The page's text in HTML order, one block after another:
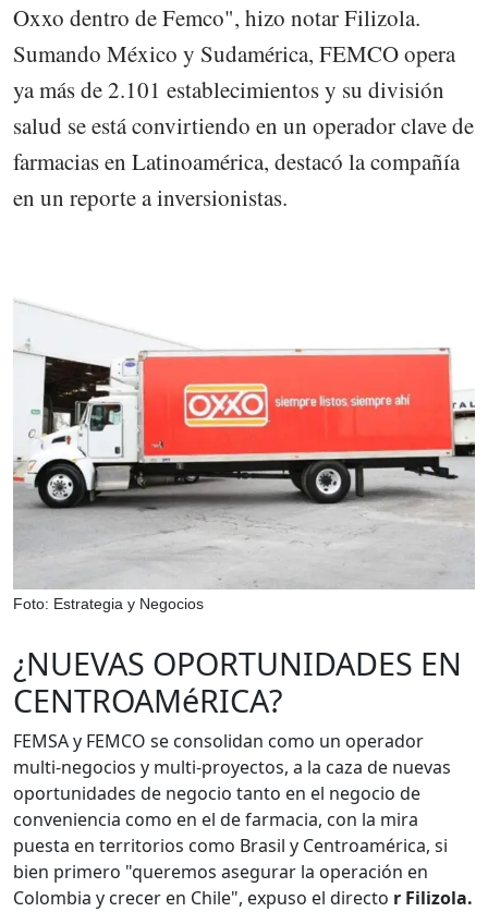
Oxxo dentro de Femco", hizo notar Filizola.
Sumando México y Sudamérica, FEMCO opera
ya más de 2.101 establecimientos y su división
salud se está convirtiendo en un operador clave de
farmacias en Latinoamérica, destacó la compañía
en un reporte a inversionistas.
Foto: Estrategia y Negocios
¿NUEVAS OPORTUNIDADES EN
CENTROAMéRICA?
FEMSA y FEMCO se consolidan como un operador
multi-negocios y multi-proyectos, a la caza de nuevas
oportunidades de negocio tanto en el negocio de
conveniencia como en el de farmacia, con la mira
puesta en territorios como Brasil y Centroamérica, si
bien primero "queremos asegurar la operación en
Colombia y crecer en Chile", expuso el directo r Filizola.